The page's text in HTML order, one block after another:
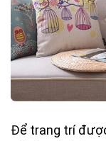
Để trang trí